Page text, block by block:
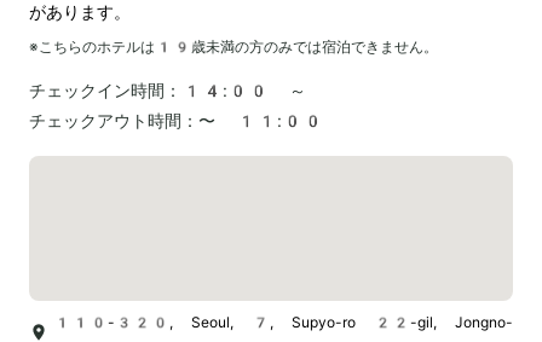
があります。
※こちらのホテルは 19 歳未満の方のみでは宿泊できません。
チェックイン時間：
14:00 ～
チェックアウト時間： 〜 11:00
110-320, Seoul, 7, Supyo-ro 22-gil, Jongno-